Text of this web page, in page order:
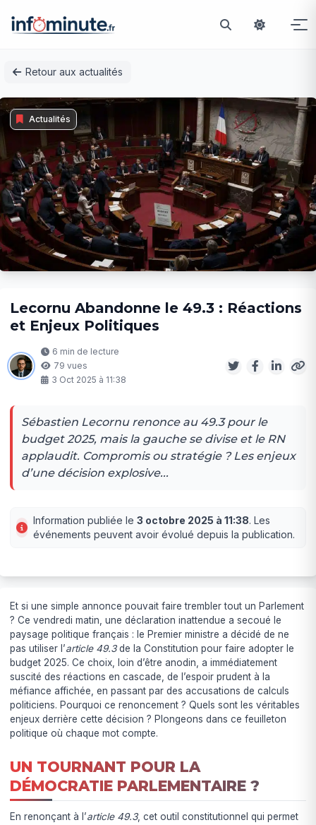
Retour aux actualités
Actualités
Lecornu Abandonne le 49.3 : Réactions
et Enjeux Politiques
6 min de lecture
79 vues
3 Oct 2025 à 11:38
Sébastien Lecornu renonce au 49.3 pour le
budget 2025, mais la gauche se divise et le RN
applaudit. Compromis ou stratégie ? Les enjeux
d’une décision explosive...
Information publiée le3 octobre 2025 à 11:38. Les
événements peuvent avoir évolué depuis la publication.
Et si une simple annonce pouvait faire trembler tout un Parlement
? Ce vendredi matin, une déclaration inattendue a secoué le
paysage politique français : le Premier ministre a décidé de ne
pas utiliser l’article 49.3de la Constitution pour faire adopter le
budget 2025. Ce choix, loin d’être anodin, a immédiatement
suscité des réactions en cascade, de l’espoir prudent à la
méfiance affichée, en passant par des accusations de calculs
politiciens. Pourquoi ce renoncement ? Quels sont les véritables
enjeux derrière cette décision ? Plongeons dans ce feuilleton
politique où chaque mot compte.
UN TOURNANT POUR LA
DÉMOCRATIE PARLEMENTAIRE ?
En renonçant à l’article 49.3, cet outil constitutionnel qui permet